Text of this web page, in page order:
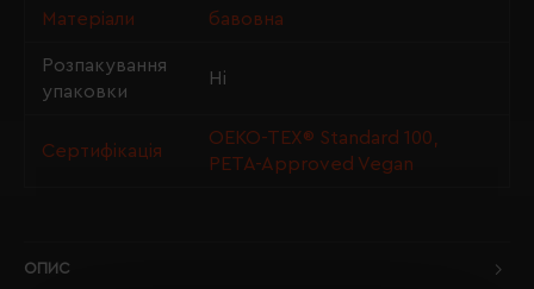
Матеріали бавовна
Розпакування
упаковки
Ні
Сертифікація
OEKO-TEX® Standard 100,
PETA-Approved Vegan
ОПИС